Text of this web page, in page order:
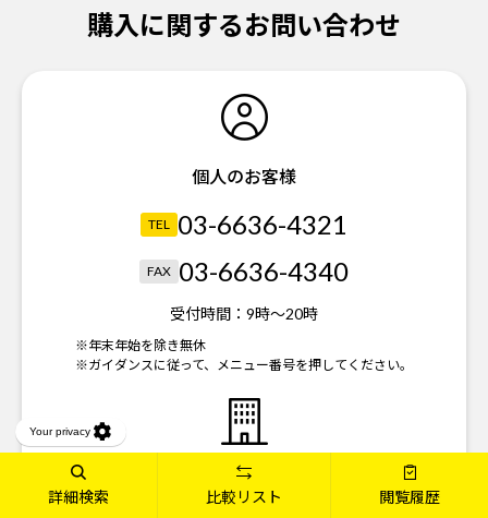
購入に関するお問い合わせ
個人のお客様
TEL 03-6636-4321
FAX 03-6636-4340
受付時間： 9時～20時
※年末年始を除き無休
※ガイダンスに従って、メニュー番号を押してください。
法人のお客様
詳細検索 比較リスト 閲覧履歴